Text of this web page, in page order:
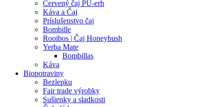
Červený čaj PU-erh
Káva a Čaj
Príslušenstvo čaj
Bombille
Rooibos | Čaj Honeybush
Yerba Mate
Bombillas
Káva
Biopotraviny
Bezlepku
Fair trade výrobky
Sušienky a sladkosti